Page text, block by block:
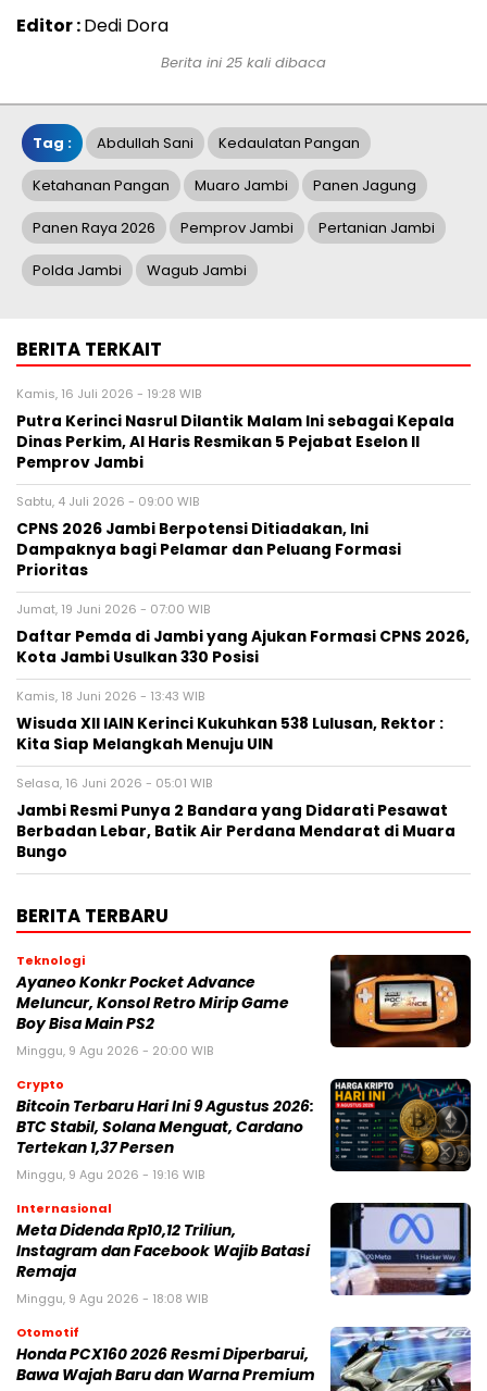
Editor :Dedi Dora
Berita ini 25 kali dibaca
Tag : Abdullah Sani Kedaulatan Pangan
Ketahanan Pangan Muaro Jambi Panen Jagung
Panen Raya 2026 Pemprov Jambi Pertanian Jambi
Polda Jambi Wagub Jambi
BERITA TERKAIT
Kamis, 16 Juli 2026 - 19:28 WIB
Putra Kerinci Nasrul Dilantik Malam Ini sebagai Kepala
Dinas Perkim, Al Haris Resmikan 5 Pejabat Eselon II
Pemprov Jambi
Sabtu, 4 Juli 2026 - 09:00 WIB
CPNS 2026 Jambi Berpotensi Ditiadakan, Ini
Dampaknya bagi Pelamar dan Peluang Formasi
Prioritas
Jumat, 19 Juni 2026 - 07:00 WIB
Daftar Pemda di Jambi yang Ajukan Formasi CPNS 2026,
Kota Jambi Usulkan 330 Posisi
Kamis, 18 Juni 2026 - 13:43 WIB
Wisuda XII IAIN Kerinci Kukuhkan 538 Lulusan, Rektor :
Kita Siap Melangkah Menuju UIN
Selasa, 16 Juni 2026 - 05:01 WIB
Jambi Resmi Punya 2 Bandara yang Didarati Pesawat
Berbadan Lebar, Batik Air Perdana Mendarat di Muara
Bungo
BERITA TERBARU
Teknologi
Ayaneo Konkr Pocket Advance
Meluncur, Konsol Retro Mirip Game
Boy Bisa Main PS2
Minggu, 9 Agu 2026 - 20:00 WIB
Crypto
Bitcoin Terbaru Hari Ini 9 Agustus 2026:
BTC Stabil, Solana Menguat, Cardano
Tertekan 1,37 Persen
Minggu, 9 Agu 2026 - 19:16 WIB
Internasional
Meta Didenda Rp10,12 Triliun,
Instagram dan Facebook Wajib Batasi
Remaja
Minggu, 9 Agu 2026 - 18:08 WIB
Otomotif
Honda PCX160 2026 Resmi Diperbarui,
Bawa Wajah Baru dan Warna Premium